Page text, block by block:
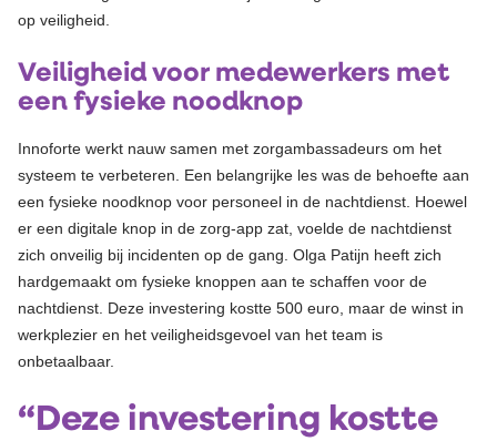
op veiligheid.
Veiligheid voor medewerkers met
een fysieke noodknop
Innoforte werkt nauw samen met zorgambassadeurs om het
systeem te verbeteren. Een belangrijke les was de behoefte aan
een fysieke noodknop voor personeel in de nachtdienst. Hoewel
er een digitale knop in de zorg-app zat, voelde de nachtdienst
zich onveilig bij incidenten op de gang. Olga Patijn heeft zich
hardgemaakt om fysieke knoppen aan te schaffen voor de
nachtdienst. Deze investering kostte 500 euro, maar de winst in
werkplezier en het veiligheidsgevoel van het team is
onbetaalbaar.
“Deze investering kostte